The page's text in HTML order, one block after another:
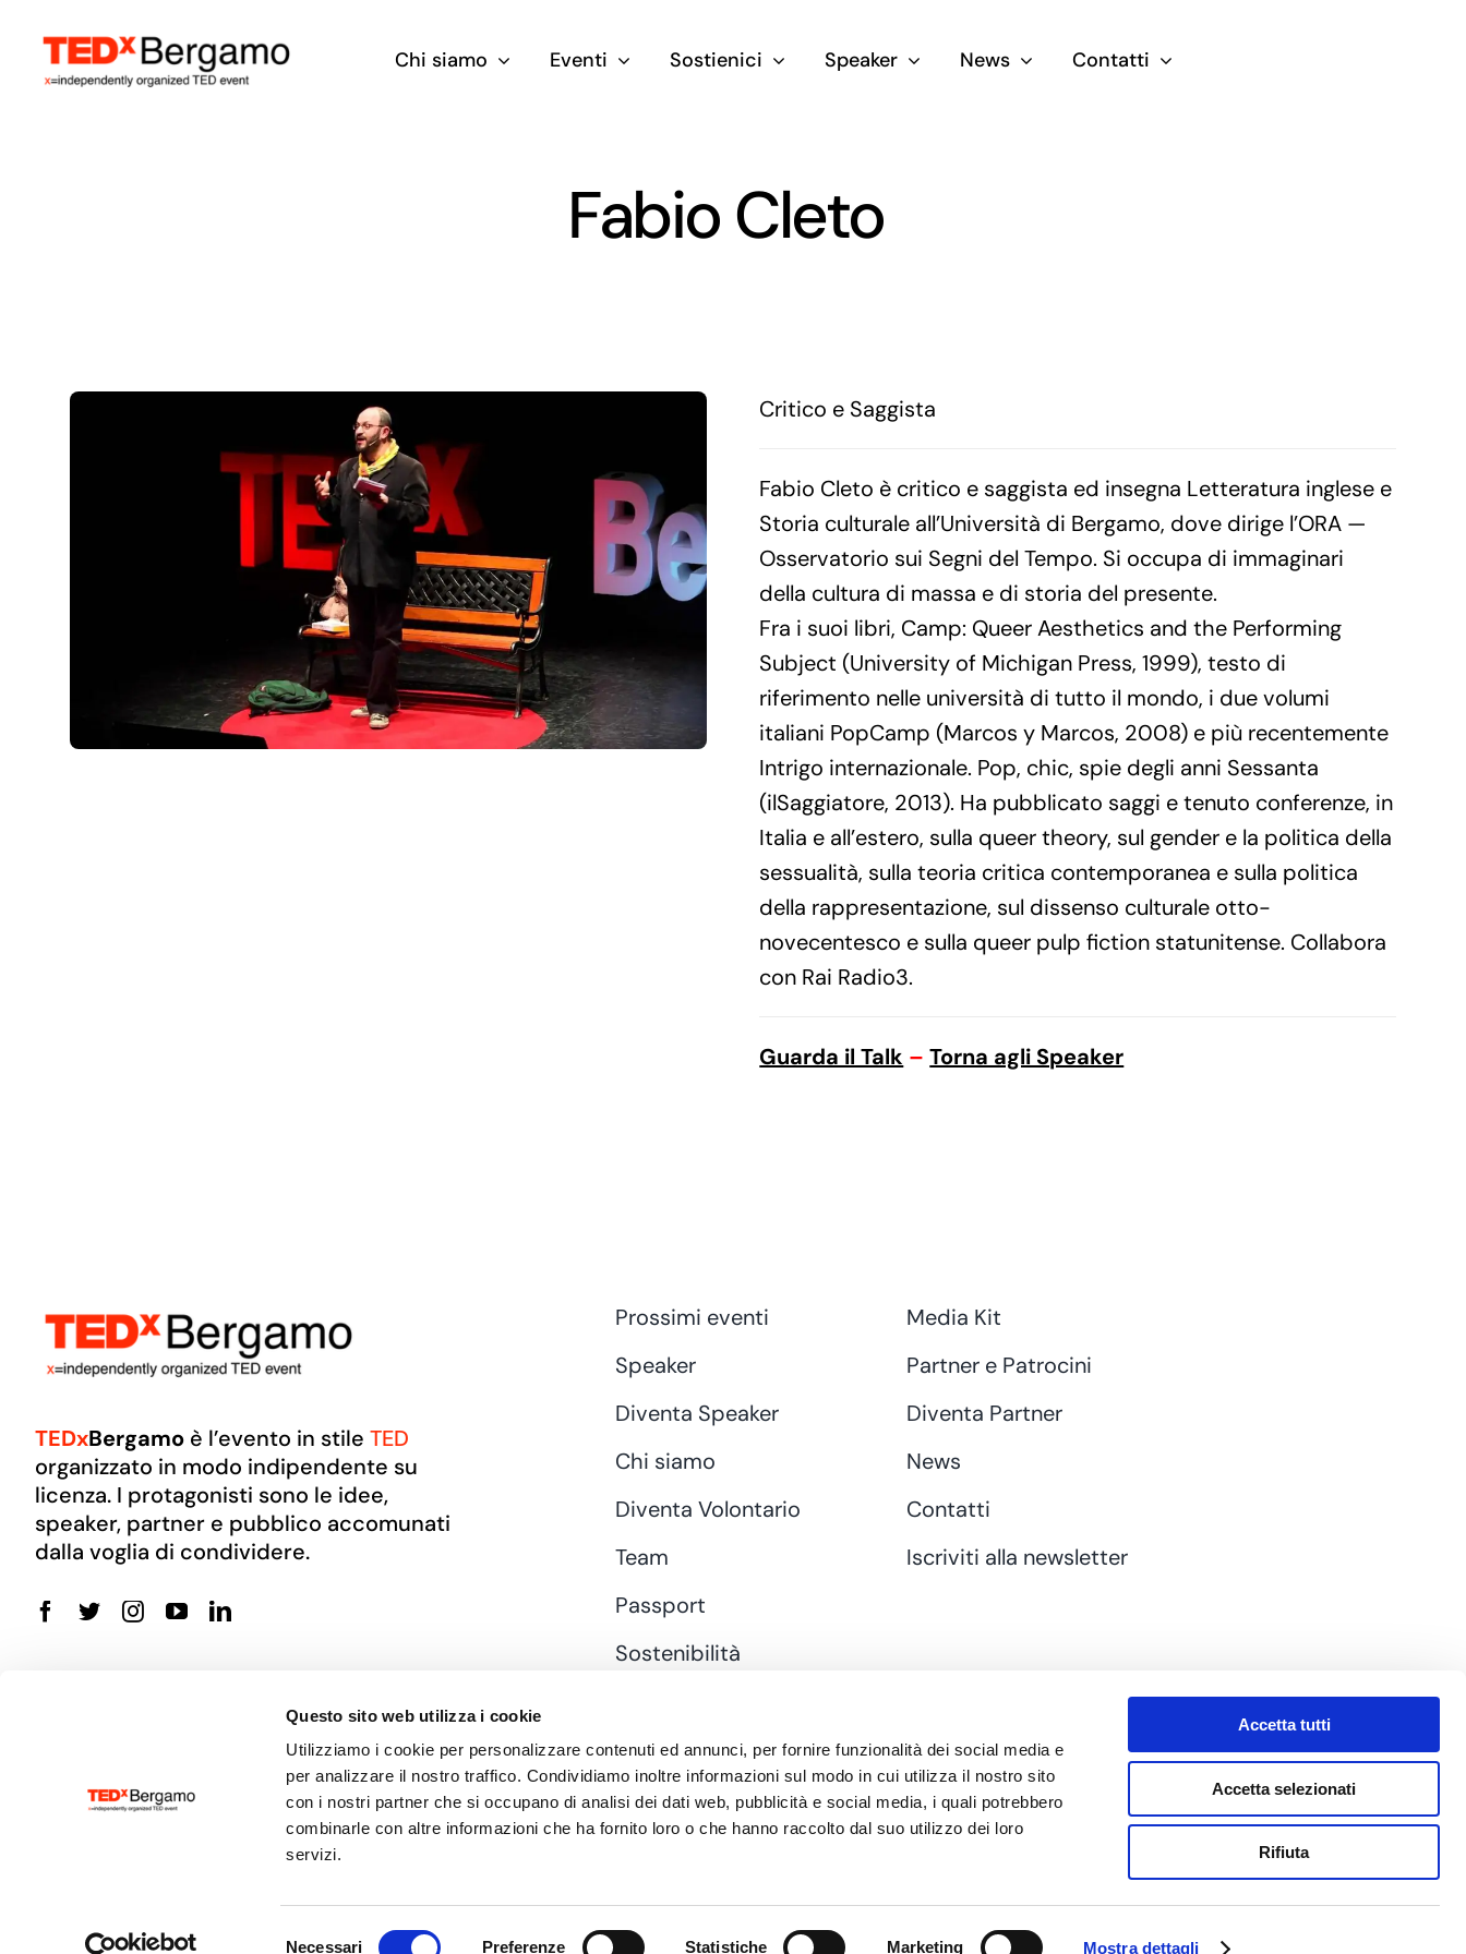
Questo sito web utilizza i cookie
Utilizziamo i cookie per personalizzare contenuti ed annunci, per fornire funzionalità dei social media e
per analizzare il nostro traffico. Condividiamo inoltre informazioni sul modo in cui utilizza il nostro sito
con i nostri partner che si occupano di analisi dei dati web, pubblicità e social media, i quali potrebbero
combinarle con altre informazioni che ha fornito loro o che hanno raccolto dal suo utilizzo dei loro
servizi.
Necessari Preferenze Statistiche Marketing Mostra dettagli
Accetta tutti
Accetta selezionati
Rifiuta
contenuto
Chi siamo Eventi Sostienici Speaker News Contatti
Fabio Cleto
Critico e Saggista
Fabio Cleto è critico e saggista ed insegna Letteratura inglese e
Storia culturale all’Università di Bergamo, dove dirige l’ORA —
Osservatorio sui Segni del Tempo. Si occupa di immaginari
della cultura di massa e di storia del presente.
Fra i suoi libri, Camp: Queer Aesthetics and the Performing
Subject (University of Michigan Press, 1999), testo di
riferimento nelle università di tutto il mondo, i due volumi
italiani PopCamp (Marcos y Marcos, 2008) e più recentemente
Intrigo internazionale. Pop, chic, spie degli anni Sessanta
(ilSaggiatore, 2013). Ha pubblicato saggi e tenuto conferenze, in
Italia e all’estero, sulla queer theory, sul gender e la politica della
sessualità, sulla teoria critica contemporanea e sulla politica
della rappresentazione, sul dissenso culturale otto-
novecentesco e sulla queer pulp fiction statunitense. Collabora
con Rai Radio3.
Guarda il Talk –Torna agli Speaker
TEDxBergamoè l’evento in stile TED
organizzato in modo indipendente su
licenza. I protagonisti sono le idee,
speaker, partner e pubblico accomunati
dalla voglia di condividere.
Prossimi eventi
Speaker
Diventa Speaker
Chi siamo
Diventa Volontario
Team
Passport
Sostenibilità
Media Kit
Partner e Patrocini
Diventa Partner
News
Contatti
Iscriviti alla newsletter
| Made byOTO Agency
P.IVA: 04524070168